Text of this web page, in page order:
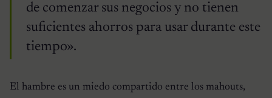
de comenzar sus negocios y no tienen
suficientes ahorros para usar durante este
tiempo».
El hambre es un miedo compartido entre los mahouts,